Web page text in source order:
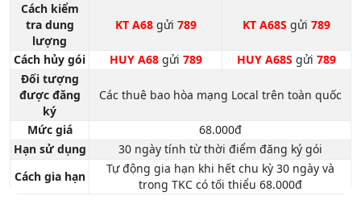
Cách kiểm
tra dung
lượng
KT A68gửi 789 KT A68S gửi 789
Cách hủy gói HUY A68gửi 789 HUY A68S gửi 789
Đối tượng
được đăng
ký
Các thuê bao hòa mạng Local trên toàn quốc
Mức giá
68.000đ
Hạn sử dụng
30 ngày tính từ thời điểm đăng ký gói
Cách gia hạn
Tự động gia hạn khi hết chu kỳ 30 ngày và
trong TKC có tối thiểu 68.000đ